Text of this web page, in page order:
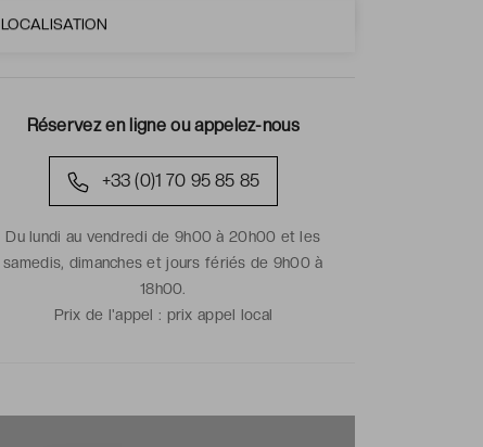
LOCALISATION
Réservez en ligne ou appelez-nous
+33 (0)1 70 95 85 85
Du lundi au vendredi de 9h00 à 20h00 et les
samedis, dimanches et jours fériés de 9h00 à
18h00.
Prix de l'appel : prix appel local